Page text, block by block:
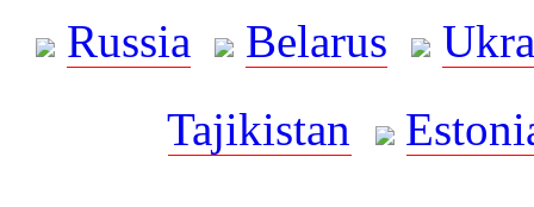
Russia
Belarus
Tajikistan